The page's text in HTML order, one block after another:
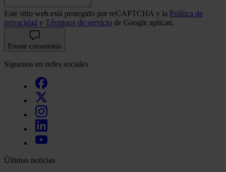
Este sitio web está protegido por reCAPTCHA y la Política de
privacidad y Términos de servicio de Google aplican.
Enviar comentario
Síguenos en redes sociales
Últimas noticias